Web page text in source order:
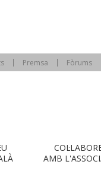
Premsa Fòrums
AMB